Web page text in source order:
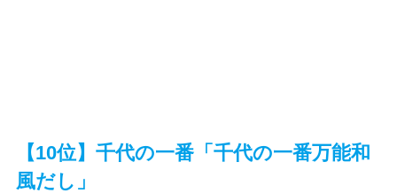
【10位】千代の一番「千代の一番万能和
風だし」